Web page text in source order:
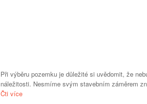
Při výběru pozemku je důležité si uvědomit, že
náležitosti. Nesmíme svým stavebním záměrem
Čti více